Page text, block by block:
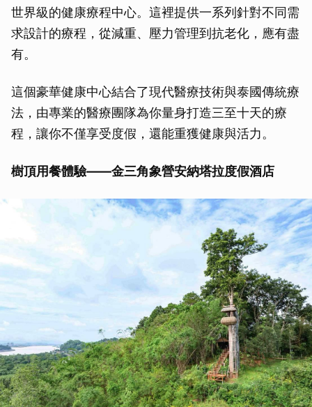
世界級的健康療程中心。這裡提供一系列針對不同需
求設計的療程，從減重、壓力管理到抗老化，應有盡
有。
這個豪華健康中心結合了現代醫療技術與泰國傳統療
法，由專業的醫療團隊為你量身打造三至十天的療
程，讓你不僅享受度假，還能重獲健康與活力。
樹頂用餐體驗——金三角象營安納塔拉度假酒店